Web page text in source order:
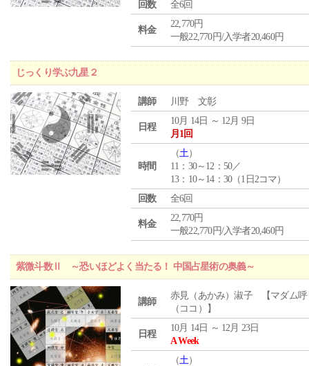
回数 全6回
料金
22,770円
一般22,770円/入学者20,460円
じっくり学ぶ九星２
講師 川野 文彰
日程
10月 14日 ～ 12月 9日
月1回
時間
（土）
11：30～12：50／
13：10～14：30（1日2コマ）
回数
全6回
料金
22,770円
一般22,770円/入学者20,460円
紫微斗数Ⅱ ～恐いほどよく当たる！ 中国占星術の奥義～
講師
赤見（あかみ）淑子 【マダム呼
（ココ）】
日程
10月 14日 ～ 12月 23日
A Week
（土）